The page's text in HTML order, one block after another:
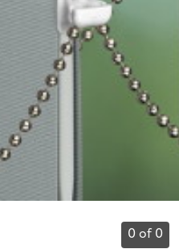
0 of 0